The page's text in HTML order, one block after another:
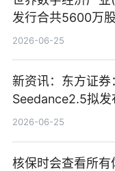
发行合共5600万
筹约1007万港元 独
2026-06-25
新资讯：东方证券
Seedance2.5拟发
创作工作流进一步
2026-06-25
核保时会查看所有